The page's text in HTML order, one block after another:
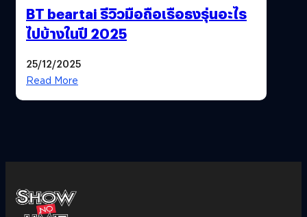
BT beartai รีวิวมือถือเรือธงรุ่นอะไร
ไปบ้างในปี 2025
25/12/2025
Read More